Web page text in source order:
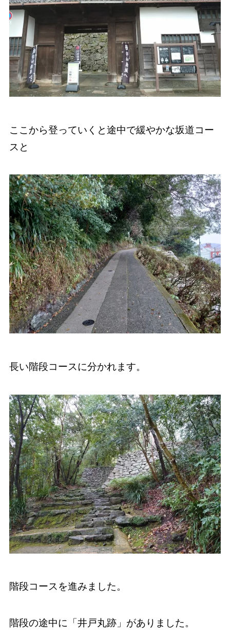
ここから登っていくと途中で緩やかな坂道コー
スと
長い階段コースに分かれます。
階段コースを進みました。
階段の途中に「井戸丸跡」がありました。